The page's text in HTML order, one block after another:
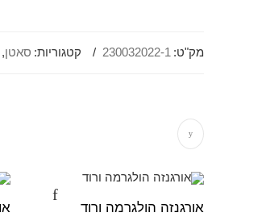
מק"ט: 230032022-1 קטגוריות: סאטן,
אורגנזה הולגרמה ורוד